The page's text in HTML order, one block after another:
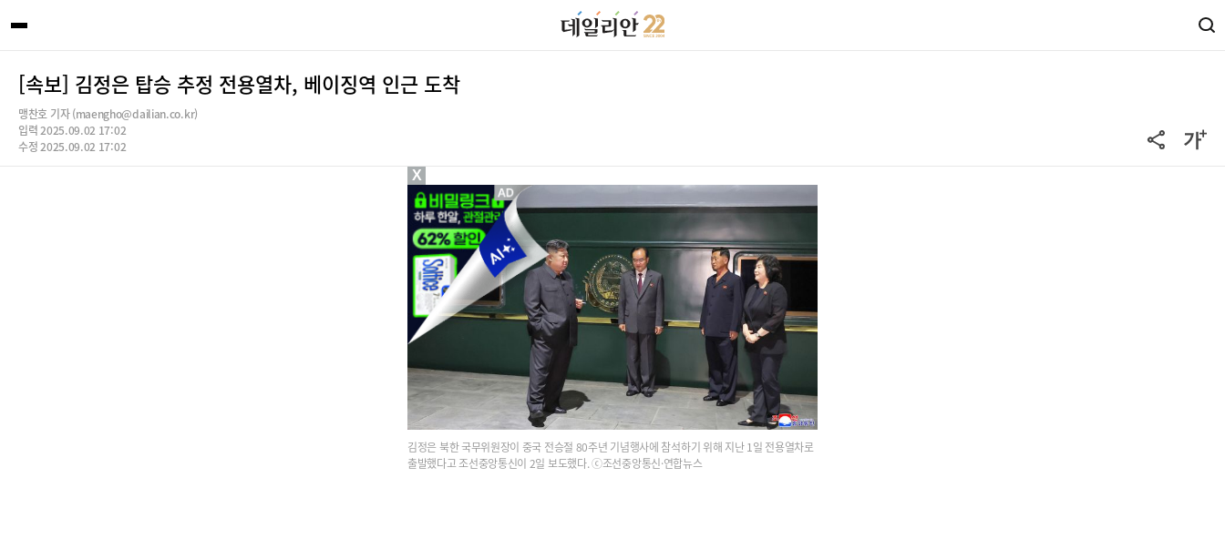
[속보] 김정은 탑승 추정 전용열차, 베이징역 인근 도착
맹찬호 기자 (maengho@dailian.co.kr)
입력 2025.09.02 17:02
수정 2025.09.02 17:02
김정은 북한 국무위원장이 중국 전승절 80주년 기념행사에 참석하기 위해 지난 1일 전용열차로
출발했다고 조선중앙통신이 2일 보도했다. ⓒ조선중앙통신·연합뉴스
X